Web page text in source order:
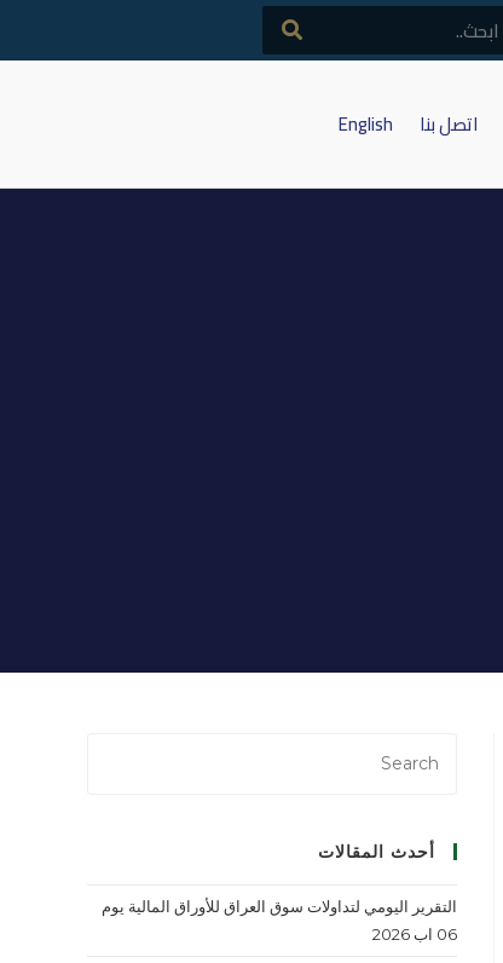
اتصل بنا English
أحدث المقالات
التقرير اليومي لتداولات سوق العراق للأوراق المالية يوم
06 اب 2026